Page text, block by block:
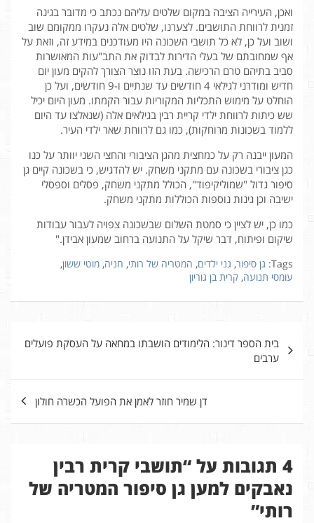
ואכן, העירייה הציבה במקום שלטים עליהם נכתב כי מדובר בגינה
זמנית לרווחת התושבים. לצערנו, שלטים אלה נעקרו ממקומם שוב
ושוב ועל כן, לא כל תושבי השכונה היו מעודכנים במידע זה, וזאת על
אף שמחובתם של בעלי הדירות לבדוק את התב"עות המאושרות
סביב בתיהם טרם הרכישה. בעת הזו נוצר הצורך להקים מעון יום
חדיש ומודרני לגילאי 4 חודשים עד שנתיים ו-9 חודשים, ועל כן
הוחלט על מימוש התכליות המקוריות עבור הקמתו. מעון היום יכיל
שש כיתות לרווחת ילדי קריית רבין בגילאים אלה (שנאלצו עד היום
ללמוד בשכונות מרוחקות), כמו גם לרווחת שאר ילדי העיר.
המעון ייבנה רק על כמחצית מהגן הציבורי והחצי השני יוותר על כנו
כגן ציבורי בשכונה עם מתקני משחק. יש להדגיש, כי בשכונה קיים גן
סיפור גדול "שמוליקיפוד", הכולל מתקני משחק, פסלים וספסלי
ישיבה וכן גינות נוספות הכוללות מתקני משחק.
כמו כן, יש לציין כי סמטת השלום שבשכונה צפויה לעבור עבודות
שיקום ופיתוח, דבר שיקל על התנועה ברחוב שמעון אבידן."
Tags: גן סיפור, גני ילדים, המטריה של רותי, חניה, מוטי ששון,
עומסי תנועה, קרית בן גוריון
בית הספר דינור: הלימודים הושבתו במחאה על העסקת פועלים
ערבים
דן שמיר חוזר לאמן את הפועל הכשרה חולון
4 תגובות על “
תושבי קרית רבין
נאבקים למען גן סיפור המטריה של
רותי”